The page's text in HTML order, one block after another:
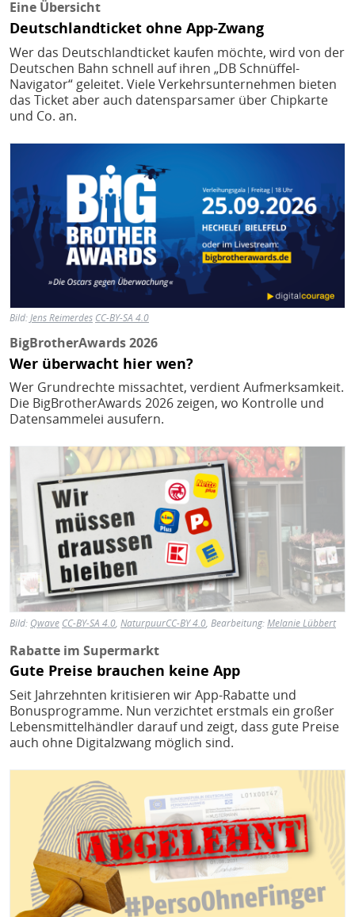
Eine Übersicht
Deutschlandticket ohne App-Zwang
Wer das Deutschlandticket kaufen möchte, wird von der
Deutschen Bahn schnell auf ihren „DB Schnüffel-
Navigator“ geleitet. Viele Verkehrsunternehmen bieten
das Ticket aber auch datensparsamer über Chipkarte
und Co. an.
Bild
Bild:Jens Reimerdes CC-BY-SA 4.0
BigBrotherAwards 2026
Wer überwacht hier wen?
Wer Grundrechte missachtet, verdient Aufmerksamkeit.
Die BigBrotherAwards 2026 zeigen, wo Kontrolle und
Datensammelei ausufern.
Bild
Bild: Qwave CC-BY-SA 4.0, NaturpuurCC-BY 4.0, Bearbeitung:Melanie Lübbert
Rabatte im Supermarkt
Gute Preise brauchen keine App
Seit Jahrzehnten kritisieren wir App-Rabatte und
Bonusprogramme. Nun verzichtet erstmals ein großer
Lebensmittelhändler darauf und zeigt, dass gute Preise
auch ohne Digitalzwang möglich sind.
Bild